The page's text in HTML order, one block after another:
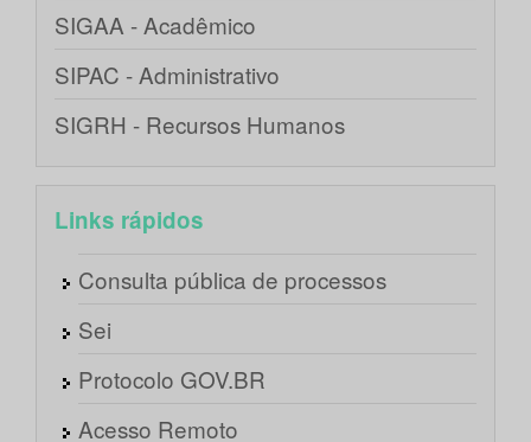
SIGAA - Acadêmico
SIPAC - Administrativo
SIGRH - Recursos Humanos
Links rápidos
Consulta pública de processos
Sei
Protocolo GOV.BR
Acesso Remoto